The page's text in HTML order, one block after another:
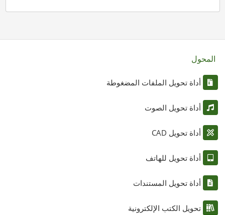
المحول
أداة تحويل الملفات المضغوطة
أداة تحويل الصوت
أداة تحويل CAD
أداة تحويل للهاتف
أداة تحويل المستندات
تحويل الكتب الإلكترونية